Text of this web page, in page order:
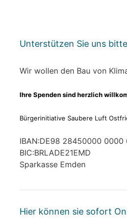
Unterstützen Sie uns bitte
Wir wollen den Bau von
Ihre Spenden sind herzlich
Bürgerinitiative Saubere Luft
IBAN:DE98 28450000 0000
BIC:BRLADE21EMD
Sparkasse Emden
Hier können sie sofort